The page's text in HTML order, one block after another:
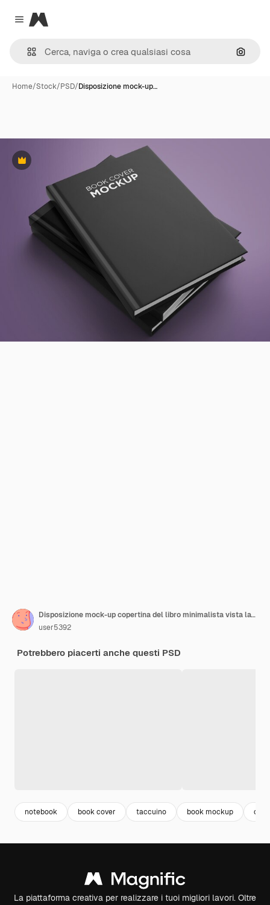
Close menu
Magnific
Cerca
Home/Stock/PSD/Disposizione mock-up…
Premium
Disposizione mock-up copertina del libro minimalista vista laterale
user5392
Potrebbero piacerti anche questi PSD
notebook book cover taccuino book mockup
La piattaforma creativa per realizzare i tuoi migliori lavori. Oltre